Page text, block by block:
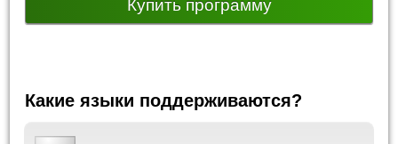
Купить программу
Какие языки поддерживаются?